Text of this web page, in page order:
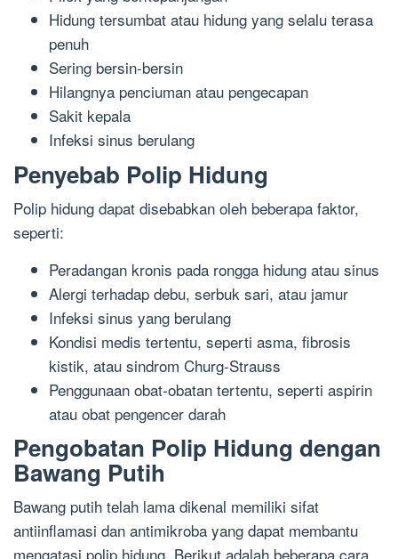
Hidung tersumbat atau hidung yang selalu terasa
penuh
Sering bersin-bersin
Hilangnya penciuman atau pengecapan
Sakit kepala
Infeksi sinus berulang
Penyebab Polip Hidung
Polip hidung dapat disebabkan oleh beberapa faktor,
seperti:
Peradangan kronis pada rongga hidung atau sinus
Alergi terhadap debu, serbuk sari, atau jamur
Infeksi sinus yang berulang
Kondisi medis tertentu, seperti asma, fibrosis
kistik, atau sindrom Churg-Strauss
Penggunaan obat-obatan tertentu, seperti aspirin
atau obat pengencer darah
Pengobatan Polip Hidung dengan
Bawang Putih
Bawang putih telah lama dikenal memiliki sifat
antiinflamasi dan antimikroba yang dapat membantu
mengatasi polip hidung. Berikut adalah beberapa cara